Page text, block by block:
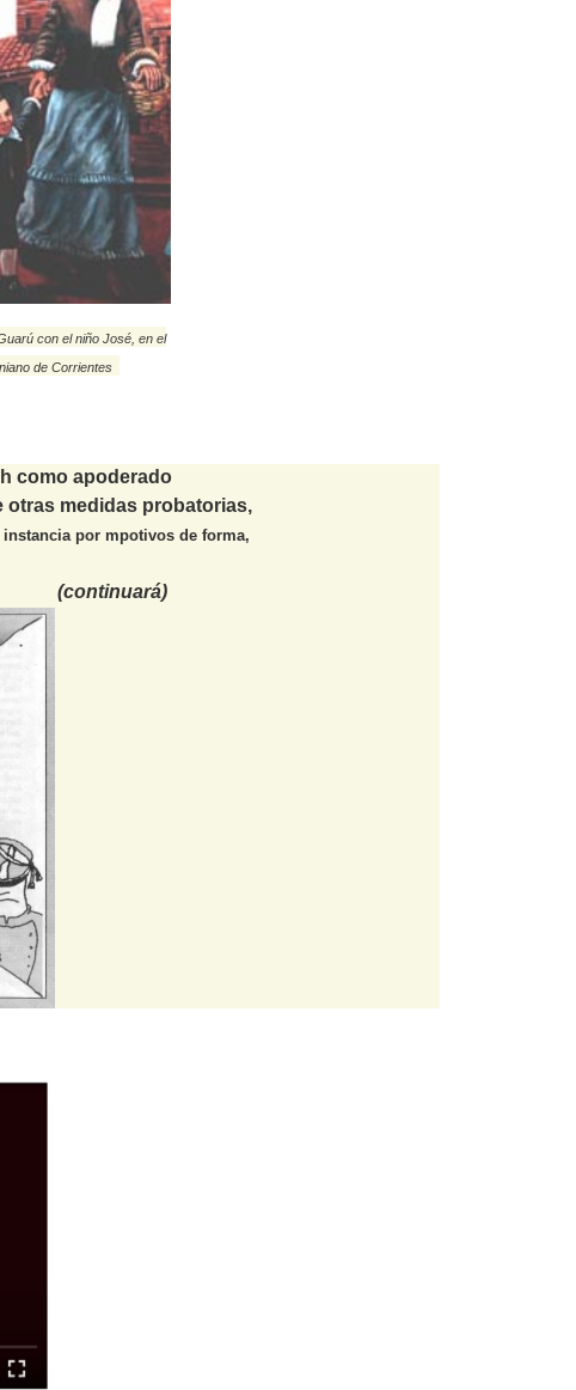
con el niño José, en el
de Corrientes
como apoderado
otras medidas probatorias,
por mpotivos de forma,